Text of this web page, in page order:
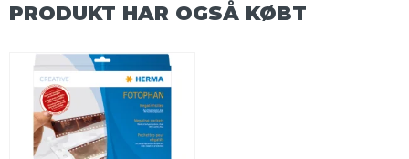
PRODUKT HAR OGSÅ KØBT